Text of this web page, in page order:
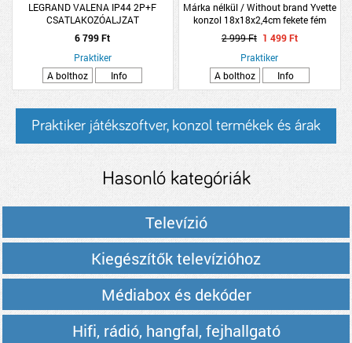
LEGRAND VALENA IP44 2P+F
CSATLAKOZÓALJZAT
CSAPÓFEDÉLLEL FEHÉR
6 799 Ft
Praktiker
A bolthoz
Info
Márka nélkül / Without brand Yvette
konzol 18x18x2,4cm fekete fém
2 999 Ft 1 499 Ft
Praktiker
A bolthoz
Info
Praktiker játékszoftver, konzol termékek és árak
Hasonló kategóriák
Televízió
Kiegészítők televízióhoz
Médiabox és dekóder
Hifi, rádió, hangfal, fejhallgató